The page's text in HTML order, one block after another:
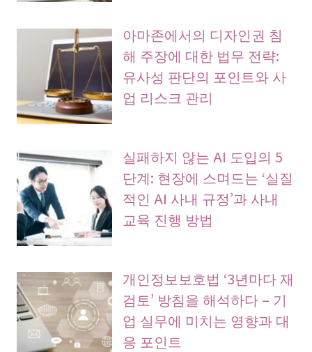
아마존에서의 디자인권 침
해 주장에 대한 법무 전략:
유사성 판단의 포인트와 사
업 리스크 관리
실패하지 않는 AI 도입의 5
단계: 현장에 스며드는 ‘실질
적인 AI 사내 규정’과 사내
교육 진행 방법
개인정보보호법 ‘3년마다 재
검토’ 방침을 해석하다 – 기
업 실무에 미치는 영향과 대
응 포인트